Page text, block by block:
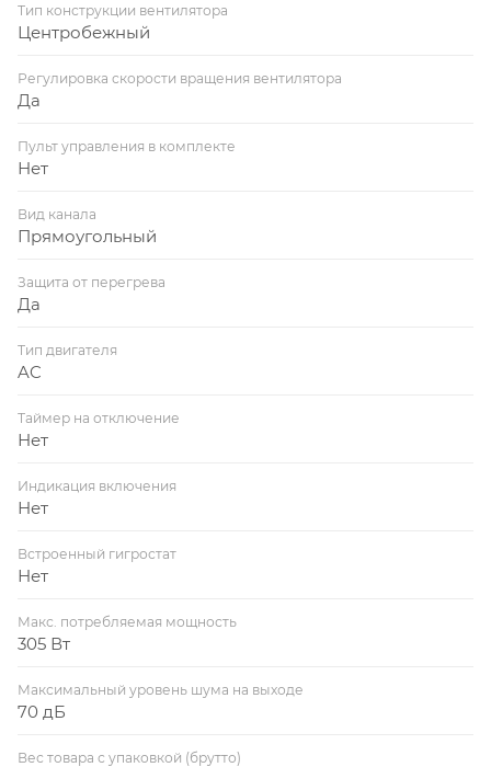
Тип конструкции вентилятора
Центробежный
Регулировка скорости вращения вентилятора
Да
Пульт управления в комплекте
Нет
Вид канала
Прямоугольный
Защита от перегрева
Да
Тип двигателя
AC
Таймер на отключение
Нет
Индикация включения
Нет
Встроенный гигростат
Нет
Макс. потребляемая мощность
305 Вт
Максимальный уровень шума на выходе
70 дБ
Вес товара с упаковкой (брутто)